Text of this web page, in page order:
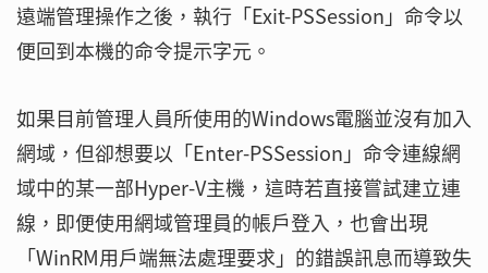
遠端管理操作之後，執行「Exit-PSSession」命令以
便回到本機的命令提示字元。
如果目前管理人員所使用的Windows電腦並沒有加入
網域，但卻想要以「Enter-PSSession」命令連線網
域中的某一部Hyper-V主機，這時若直接嘗試建立連
線，即便使用網域管理員的帳戶登入，也會出現
「WinRM用戶端無法處理要求」的錯誤訊息而導致失